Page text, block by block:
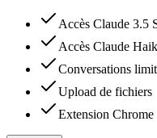
Accès Claude 3.5
Accès Claude
Conversations
Upload de fichiers
Extension Chrome